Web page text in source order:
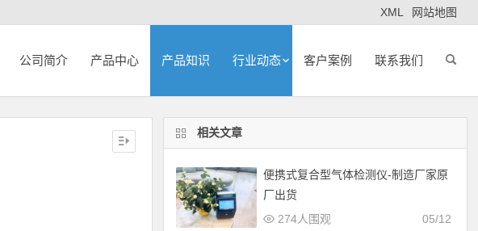
XML 网站地图
公司简介 产品中心 产品知识 行业动态 客户案例 联系我们
相关文章
便携式复合型气体检测仪-制造厂家原
厂出货
05/12
274人围观